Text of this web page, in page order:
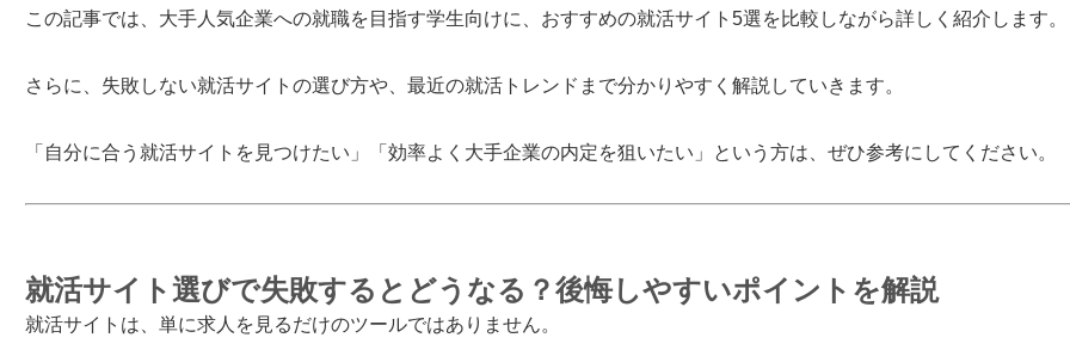
この記事では、大手人気企業への就職を目指す学生向けに、おすすめの就活サイト5選を比較しながら詳しく紹介します。
さらに、失敗しない就活サイトの選び方や、最近の就活トレンドまで分かりやすく解説していきます。
「自分に合う就活サイトを見つけたい」「効率よく大手企業の内定を狙いたい」という方は、ぜひ参考にしてください。
就活サイト選びで失敗するとどうなる？後悔しやすいポイントを解説
就活サイトは、単に求人を見るだけのツールではありません。